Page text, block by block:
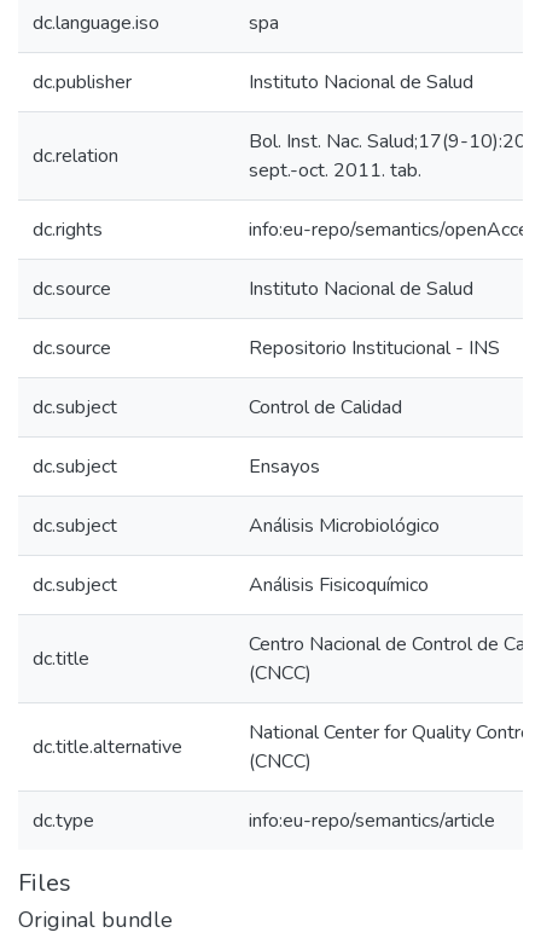
dc.language.iso spa
dc.publisher Instituto Nacional de Salud
dc.relation
Bol. Inst. Nac. Salud;17(9-
sept.-oct. 2011. tab.
dc.rights info:eu-repo/semantics/
dc.source Instituto Nacional de Salud
dc.source Repositorio Institucional - INS
dc.subject Control de Calidad
dc.subject Ensayos
dc.subject Análisis Microbiológico
dc.subject Análisis Fisicoquímico
dc.title
Centro Nacional de Control de
(CNCC)
dc.title.alternative
National Center for Quality Control
(CNCC)
dc.type info:eu-repo/semantics/article
Files
Original bundle